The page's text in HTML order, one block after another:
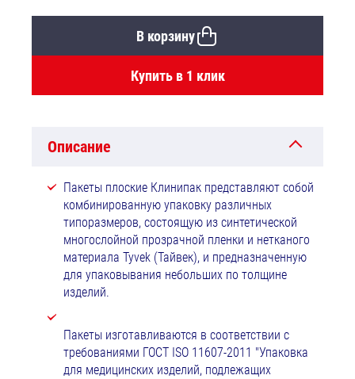
В корзину
Купить в 1 клик
Описание
Пакеты плоские Клинипак представляют собой
комбинированную упаковку различных
типоразмеров, состоящую из синтетической
многослойной прозрачной пленки и нетканого
материала Tyvek (Тайвек), и предназначенную
для упаковывания небольших по толщине
изделий.
Пакеты изготавливаются в соответствии с
требованиями ГОСТ ISO 11607-2011 "Упаковка
для медицинских изделий, подлежащих